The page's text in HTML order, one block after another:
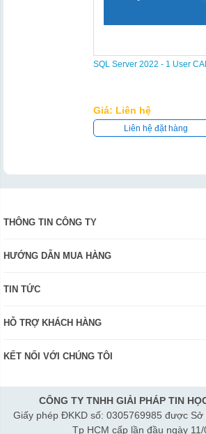
SQL Server 2022 - 1 User
Giá: Liên hệ
Liên hệ đặt hàng
THÔNG TIN CÔNG TY
Chính sách bảo mật thông tin
HƯỚNG DẪN MUA HÀNG
Thanh toán và giao hàng
Hướng dẫn đăng ký tài khoản
Kiểm tra tình trạng đơn hàng
TIN TỨC
Review sản phẩm
HỖ TRỢ KHÁCH HÀNG
Hợp tác: LienHe@sisco.com.vn
Thời gian làm việc từ Thứ 2- Thứ 7:
KẾT NỐI VỚI CHÚNG TÔI
CÔNG TY TNHH GIẢI PHÁP TIN
Giấy phép ĐKKD số: 0305769985 được
Tp HCM cấp lần đầu ngày